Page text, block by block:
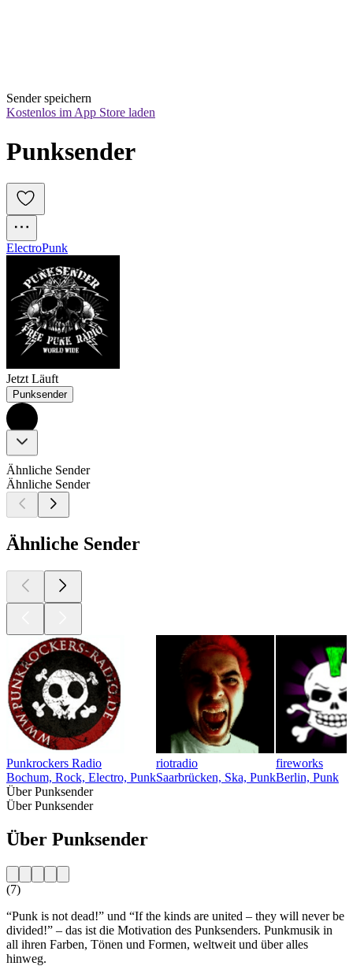
Sender speichern
Kostenlos im App Store laden
Punksender
ElectroPunk
Jetzt Läuft
Punksender
Ähnliche Sender
Ähnliche Sender
Ähnliche Sender
Punkrockers Radio
Bochum, Rock, Electro, Punk
riotradio
Saarbrücken, Ska, Punk
fireworks
Berlin, Punk
Über Punksender
Über Punksender
Über Punksender
(7)
“Punk is not dead!” und “If the kinds are united – they will never be
divided!” – das ist die Motivation des Punksenders. Punkmusik in
all ihren Farben, Tönen und Formen, weltweit und über alles
hinweg.